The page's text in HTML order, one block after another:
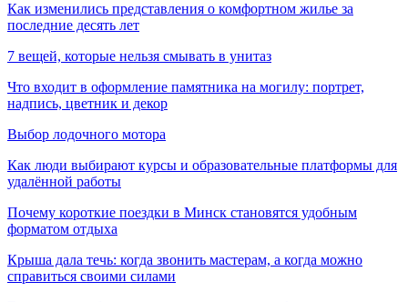
Как изменились представления о комфортном жилье за
последние десять лет
7 вещей, которые нельзя смывать в унитаз
Что входит в оформление памятника на могилу: портрет,
надпись, цветник и декор
Выбор лодочного мотора
Как люди выбирают курсы и образовательные платформы для
удалённой работы
Почему короткие поездки в Минск становятся удобным
форматом отдыха
Крыша дала течь: когда звонить мастерам, а когда можно
справиться своими силами